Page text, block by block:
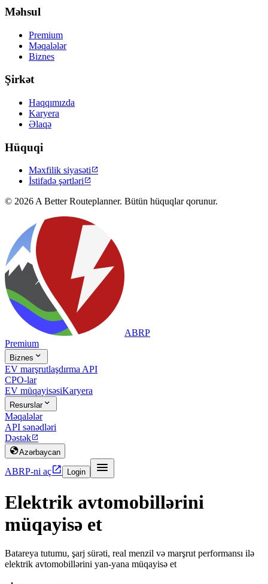
Məhsul
Premium
Məqalələr
Biznes
Şirkət
Haqqımızda
Karyera
Əlaqə
Hüquqi
Məxfilik siyasəti
İstifadə şərtləri
© 2026 A Better Routeplanner. Bütün hüquqlar qorunur.
ABRP
Premium
Biznes 
EV marşrutlaşdırma API
CPO-lar
EV müqayisəsiKaryera
Resurslar
Məqalələr
API sənədləri
Dəstək
Azərbaycan
ABRP-ni aç Login 
Elektrik avtomobillərini
müqayisə et
Batareya tutumu, şarj sürəti, real menzil və marşrut performansı ilə
elektrik avtomobillərini yan-yana müqayisə et